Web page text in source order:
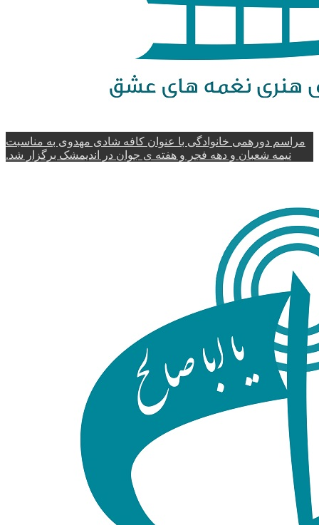
مراسم دورهمی خانوادگی با عنوان کافه شادی مهدوی به مناسبت
نیمه شعبان و دهه فجر و هفته ی جوان در اندیمشک برگزار شد.